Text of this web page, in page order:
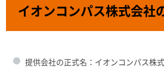
イオンコンパス株式会社
提供会社の正式名：イオンコンパス株